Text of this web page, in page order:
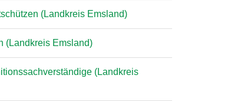
(Landkreis Emsland)
(Landkreis Emsland)
(Landkreis